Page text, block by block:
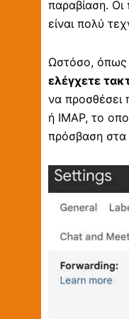
παραβίαση. Οι
είναι πολύ
Ωστόσο, όπως
ελέγχετε
να προσθέσει
ή IMAP, το
πρόσβαση στα